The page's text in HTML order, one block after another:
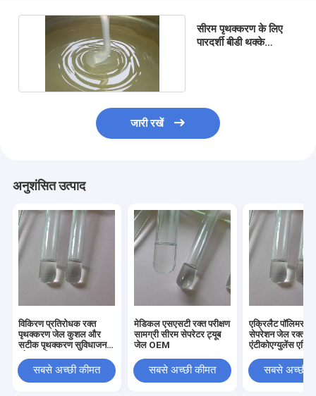
सीरम पृथक्करण के लिए
पारदर्शी बीडी थक्के
जारी रखें
अनुशंसित उत्पाद
विकिरण प्रतिरोधक रक्त
पृथक्करण जेल कुशल और
सटीक पृथक्करण सुविधाजनक
सबसे अच्छी कीमत
मेडिकल एसएसटी रक्त परीक्षण
सामग्री सीरम सेपरेटर ट्यूब
जेल OEM
सबसे अच्छी कीमत
एक्रिलैट पॉलिमर
सेपरेशन जेल रक्त
एंटीकोएग्युलेंस
सबसे अच्छी